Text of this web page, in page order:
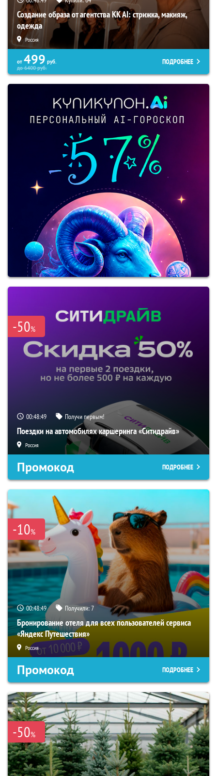
Создание образа от агентства KK AI: стрижка, макияж,
одежда
Россия
от 499 руб.
до6400руб.
ПОДРОБНЕЕ
-50%
00:48:49 Получи первым!
Поездки на автомобилях каршеринга «Ситидрайв»
Россия
Промокод ПОДРОБНЕЕ
-10%
00:48:49 Получили:7
Бронирование отеля для всех пользователей сервиса
«Яндекс Путешествия»
Россия
Промокод ПОДРОБНЕЕ
-50%